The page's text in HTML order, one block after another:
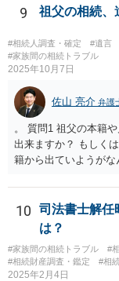
議をすることになり
ができれば構いませ
財産（遺産）の全容を
を調べることになり
備をする（税理士の
（ご本人同士で行っ
しいと思います。） こ
9 祖父の相続、
#相続人調査・確定 #遺言
#家族間の相続トラブル
2025年10月7日
佐山 亮介 弁護
。 質問1 祖父の本籍
出来ますか？ もしく
籍から出ていようが
書が腹違いの長男に
のですか？ →遺書と
はそのとおりです。
うな事はありますか
せんが、お祖父様が認
情」があるならば①遺
10
司法書士解任
は？
#家族間の相続トラブル #
#相続財産調査・鑑定
#相
2025年2月4日